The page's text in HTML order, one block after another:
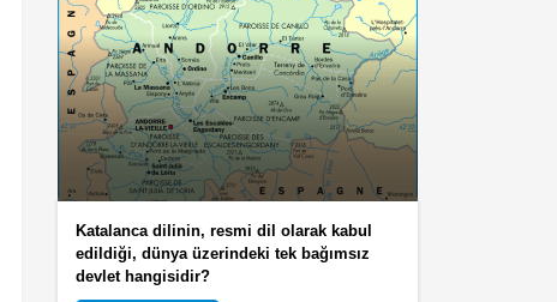
Katalanca dilinin, resmi dil olarak kabul
edildiği, dünya üzerindeki tek bağımsız
devlet hangisidir?